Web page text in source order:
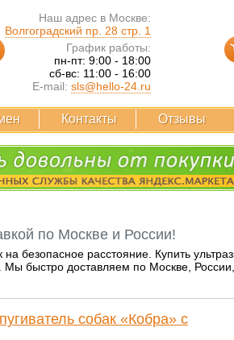
Наш адрес в Москве:
Волгоградский пр. 28 стр. 1
График работы:
пн-пт: 9:00 - 18:00
сб-вс: 11:00 - 16:00
E-mail: sls@hello-24.ru
Контакты Отзывы
по Москве и России!
безопасное расстояние. Купить
быстро доставляем по Москве, России,
собак «Кобра» с